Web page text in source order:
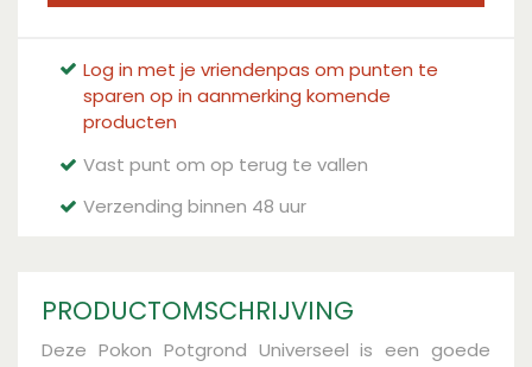
Log in met je vriendenpas om punten te
sparen op in aanmerking komende
producten
Vast punt om op terug te vallen
Verzending binnen 48 uur
PRODUCTOMSCHRIJVING
Deze Pokon Potgrond Universeel is een goede